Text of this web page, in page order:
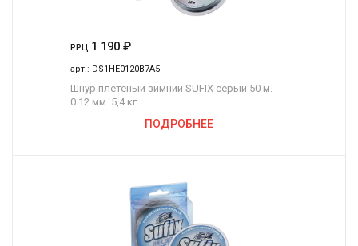
РРЦ 1 190 ₽
арт.: DS1HE0120B7A5I
Шнур плетеный зимний SUFIX серый 50 м.
0.12 мм. 5,4 кг.
ПОДРОБНЕЕ